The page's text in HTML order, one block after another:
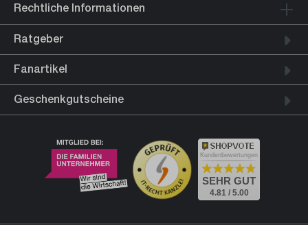
Rechtliche Informationen
Ratgeber
Fanartikel
Geschenkgutscheine
Kundenbewertungen
SEHR GUT
4.81 / 5.00